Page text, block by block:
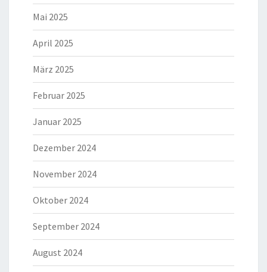
Mai 2025
April 2025
März 2025
Februar 2025
Januar 2025
Dezember 2024
November 2024
Oktober 2024
September 2024
August 2024